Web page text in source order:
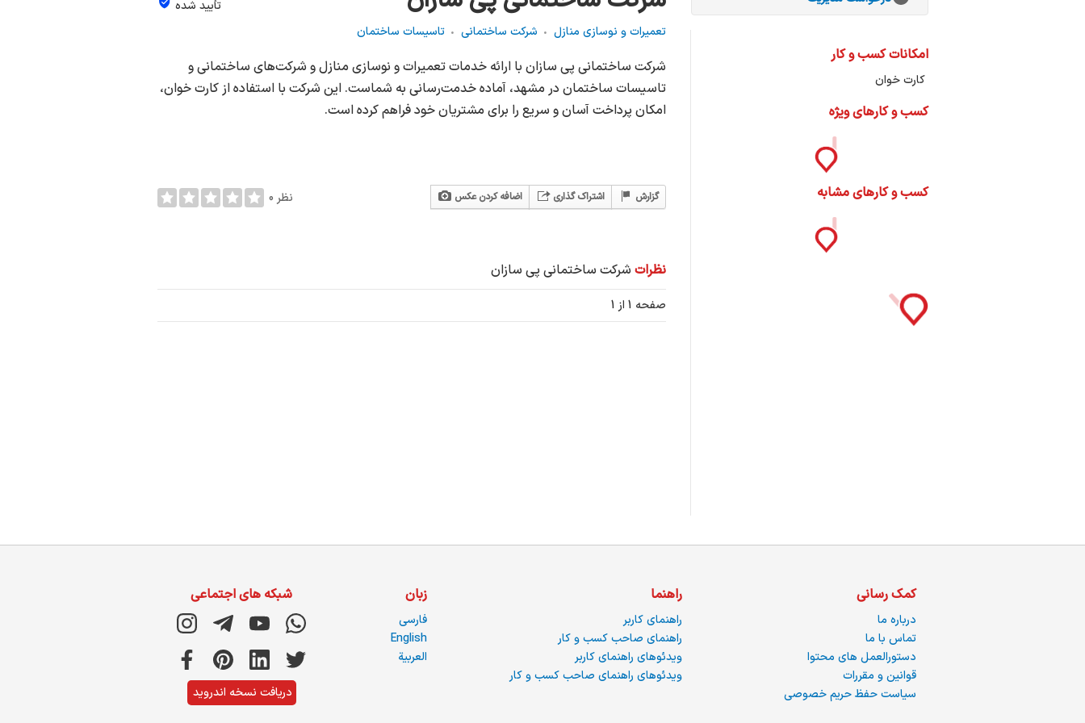
تأیید شده
تعمیرات و نوسازی منازل
شرکت ساختمانی تاسیسات ساختمان
شرکت ساختمانی پی سازان با ارائه خدمات تعمیرات و نوسازی منازل و شرکت‌های ساختمانی و
تاسیسات ساختمان در مشهد، آماده خدمت‌رسانی به شماست. این شرکت با استفاده از کارت خوان،
امکان پرداخت آسان و سریع را برای مشتریان خود فراهم کرده است.
اضافه کردن عکس اشتراک گذاری گزارش 0 نظر
نظرات شرکت ساختمانی پی سازان
صفحه 1 از 1
امکانات کسب و کار
کارت خوان
کسب و کارهای ویژه
کسب و کارهای مشابه
کمک رسانی
درباره ما
تماس با ما
دستورالعمل های محتوا
قوانین و مقررات
سیاست حفظ حریم خصوصی
راهنما
راهنمای کاربر
راهنمای صاحب کسب و کار
ویدئوهای راهنمای کاربر
ویدئوهای راهنمای صاحب کسب و کار
زبان
فارسی
English
العربية
شبکه های اجتماعی
دریافت نسخه اندروید